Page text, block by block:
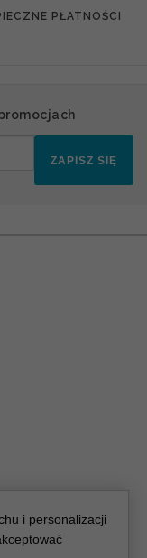
PŁATNOŚCI
ZAPISZ SIĘ
i personalizacji